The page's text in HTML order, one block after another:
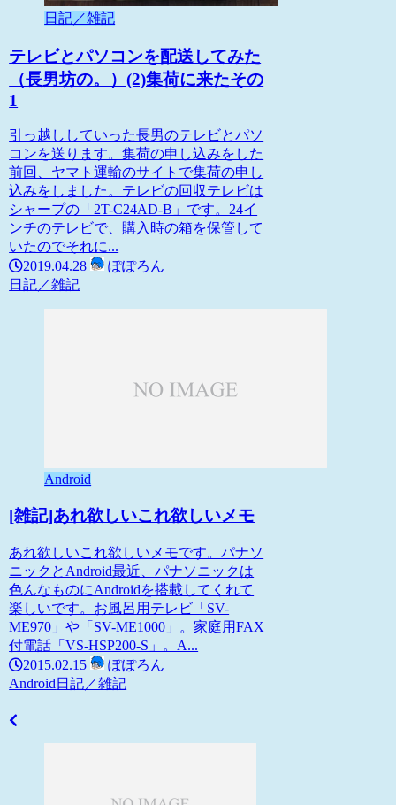
日記／雑記
テレビとパソコンを配送してみた
（長男坊の。）(2)集荷に来たその
1
引っ越ししていった長男のテレビとパソ
コンを送ります。集荷の申し込みをした
前回、ヤマト運輸のサイトで集荷の申し
込みをしました。テレビの回収テレビは
シャープの「2T-C24AD-B」です。24イ
ンチのテレビで、購入時の箱を保管して
いたのでそれに...
2019.04.28
ぽぽろん
日記／雑記
Android
[雑記]あれ欲しいこれ欲しいメモ
あれ欲しいこれ欲しいメモです。パナソ
ニックとAndroid最近、パナソニックは
色んなものにAndroidを搭載してくれて
楽しいです。お風呂用テレビ「SV-
ME970」や「SV-ME1000」。家庭用FAX
付電話「VS-HSP200-S」。A...
2015.02.15
ぽぽろん
Android 日記／雑記